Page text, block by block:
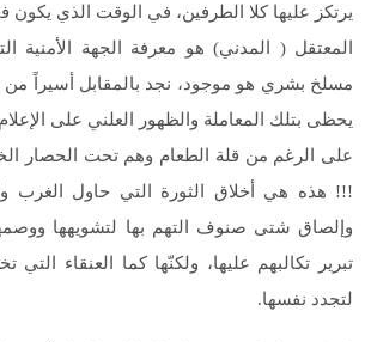
يرتكز عليها كلا الطرفين، في الوقت الذي
المعتقل ( المدني) هو معرفة الجهة الأمنية
مسلخ بشري هو موجود، نجد بالمقابل أسيراً من
يحظى بتلك المعاملة والظهور العلني على
على الرغم من قلة الطعام وهم تحت الحصار
!!! هذه هي أخلاق الثورة التي حاول الغرب
وإلصاق شتى صنوف التهم بها لتشويهها
تبرير تكالبهم عليها، ولكنّها كما العنقاء
لتجدد نفسها.